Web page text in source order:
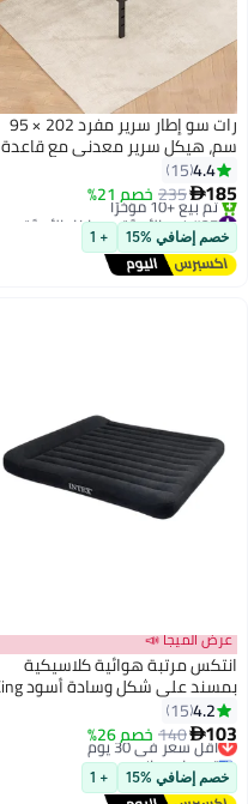
رات سو إطار سرير مفرد 202 × 95
سم، هيكل سرير معدني مع قاعدة
للمرتبة ودعامة من شرائح فولاذية،
مساحة تخزين أسفل القاعدة، لا حاجة
لقاعدة صندوق، سهل التركيب
4.4
15
185
235خصم 21% #27 في الأسرَّة وهياكل الأسرَّة
توصيل مجاني
تم بيع +10 مؤخرًا
#27 في الأسرَّة وهياكل الأسرَّة
خصم إضافي %15 + 1
عرض الميجا 📣
انتكس مرتبة هوائية كلاسيكية
بمسند على شكل وسادة أسود King
4.2
15
103
140خصم 26%أقل سعر في 30 يوم
توصيل مجاني
أقل سعر في 30 يوم
خصم إضافي %15 + 1